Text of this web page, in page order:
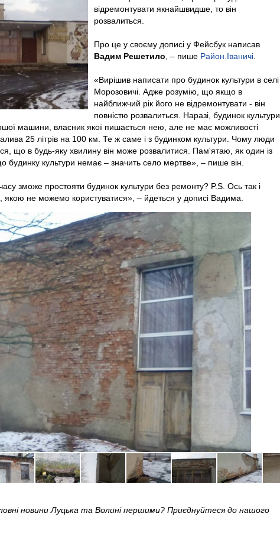
відремонтувати якнайшвидше, то він
розвалиться.
Про це у своєму дописі у Фейсбук написав
Вадим Решетило , – пише Район.Іваничі
«Вирішив написати про будинок культури в селі
Морозовичі. Адже розумію, що якщо в
найближчий рік його не відремонтувати - він
повністю розвалиться. Наразі, будинок культури
машини, власник якої пишається нею, але не має можливості
25 літрів на 100 км. Те ж саме і з будинком культури. Чому люди
що в будь-яку хвилину він може розвалитися. Пам'ятаю, як один із
будинку культури немає – значить село мертве», – пише він.
зможе простояти будинок культури без ремонту? P.S. Ось так і
не можемо користуватися», – йдеться у дописі Вадима.
новини Луцька та Волині першими? Приєднуйтеся до нашого